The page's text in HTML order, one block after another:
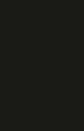
O atacante
na
em Buenos
comemorou.
Estou